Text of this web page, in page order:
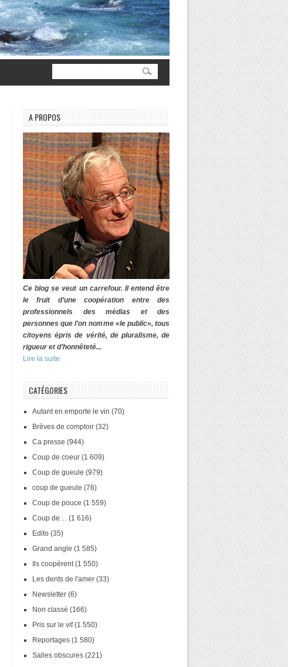
A PROPOS
Ce blog se veut un carrefour. Il entend être
le fruit d’une coopération entre des
professionnels des médias et des
personnes que l’on nomme «le public», tous
citoyens épris de vérité, de pluralisme, de
rigueur et d’honnêteté...
Lire la suite
CATÉGORIES
Autant en emporte le vin (70)
Brèves de comptoir (32)
Ca presse (944)
Coup de coeur (1 609)
Coup de gueule (979)
coup de gueule (76)
Coup de pouce (1 559)
Coup de… (1 616)
Edito (35)
Grand angle (1 585)
Ils coopérent(1 550)
Les dents de l'amer (33)
Newsletter (6)
Non classé (166)
Pris sur le vif(1 550)
Reportages (1 580)
Salles obscures (221)